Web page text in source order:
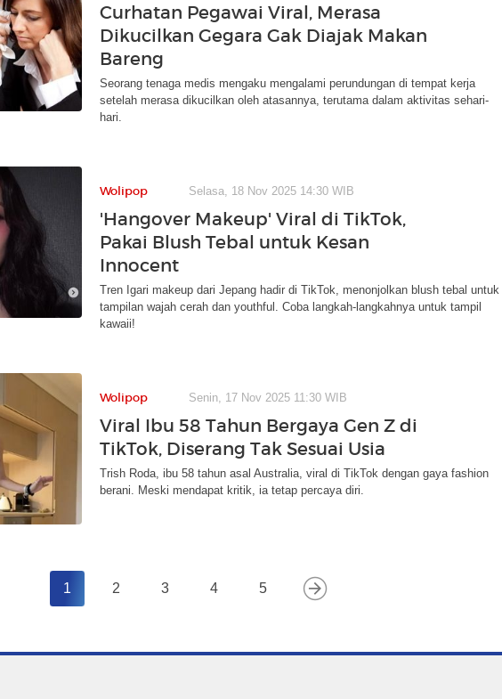
Curhatan Pegawai Viral, Merasa
Dikucilkan Gegara Gak Diajak Makan
Bareng
Seorang tenaga medis mengaku mengalami perundungan di tempat kerja
setelah merasa dikucilkan oleh atasannya, terutama dalam aktivitas sehari-
hari.
Wolipop Selasa, 18 Nov 2025 14:30 WIB
'Hangover Makeup' Viral di TikTok,
Pakai Blush Tebal untuk Kesan
Innocent
Tren Igari makeup dari Jepang hadir di TikTok, menonjolkan blush tebal untuk
tampilan wajah cerah dan youthful. Coba langkah-langkahnya untuk tampil
kawaii!
Wolipop Senin, 17 Nov 2025 11:30 WIB
Viral Ibu 58 Tahun Bergaya Gen Z di
TikTok, Diserang Tak Sesuai Usia
Trish Roda, ibu 58 tahun asal Australia, viral di TikTok dengan gaya fashion
berani. Meski mendapat kritik, ia tetap percaya diri.
1 2 3 4 5